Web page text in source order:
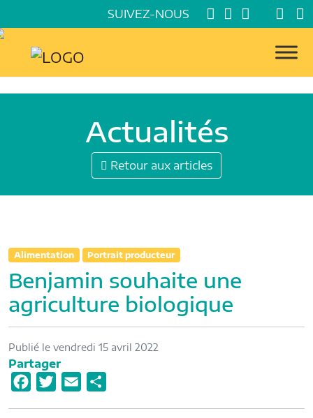
SUIVEZ-NOUS
Actualités
Retour aux articles
Alimentation Portrait producteur
Benjamin souhaite une
agriculture biologique
Publié le vendredi 15 avril 2022
Partager